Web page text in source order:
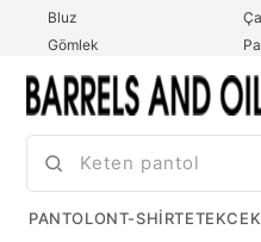
Bluz
Gömlek
T-Shirt
Sweatshirt
PANTOLONT-SHIRTETEK